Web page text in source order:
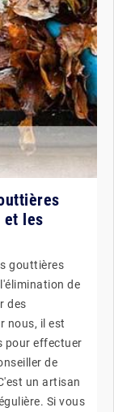
et les
gouttières
de
des
nous, il est
pour effectuer
de
un artisan
Si vous